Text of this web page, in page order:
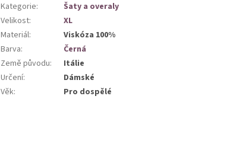
Kategorie:
Šaty a overaly
Velikost:
XL
Materiál:
Viskóza 100%
Barva:
Černá
Země původu:
Itálie
Určení:
Dámské
Věk: Pro dospělé